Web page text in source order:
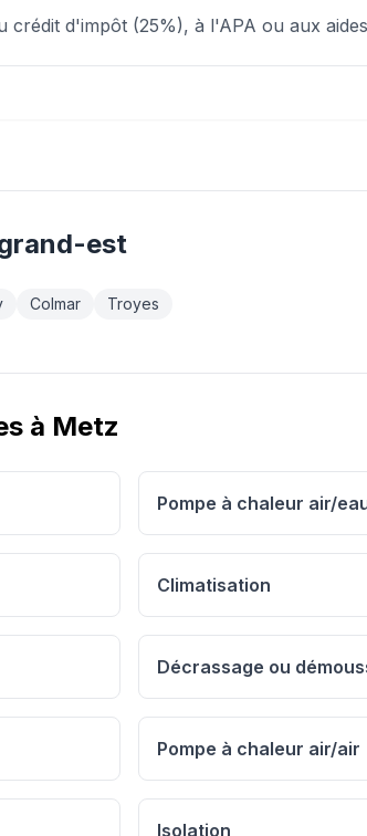
crédit d'impôt (25%), à l'APA ou aux
est
Colmar Troyes
à Metz
Pompe à chaleur air/
Climatisation
Décrassage ou
Pompe à chaleur air/air
Isolation